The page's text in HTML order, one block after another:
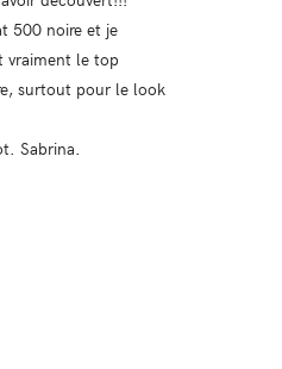
500 noire et je
vraiment le top
surtout pour le look
Sabrina.